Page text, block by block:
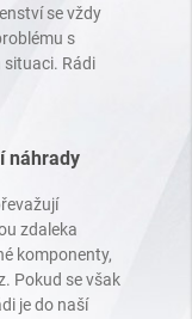
se vždy
s
situaci. Rádi
náhrady
zdaleka
komponenty,
Pokud se však
je do naší